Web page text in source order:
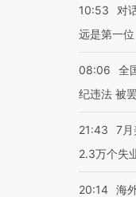
10:53
对
远是第一位
08:06
全
纪违法 被
21:43
7月
2.3万个失
20:14 海